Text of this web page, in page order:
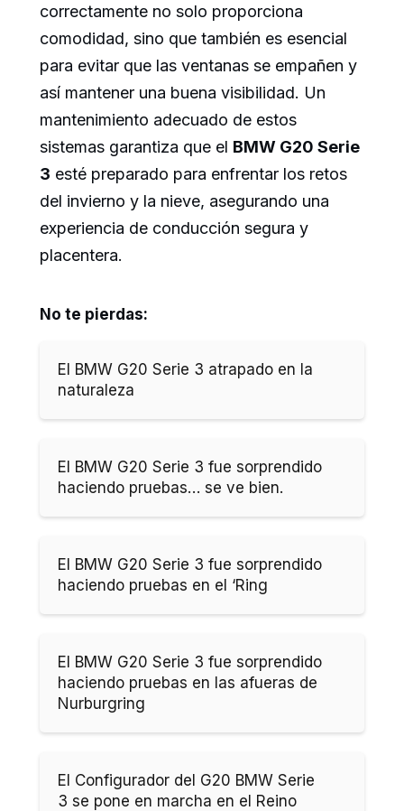
correctamente no solo proporciona
comodidad, sino que también es esencial
para evitar que las ventanas se empañen y
así mantener una buena visibilidad. Un
mantenimiento adecuado de estos
sistemas garantiza que el BMW G20 Serie
3 esté preparado para enfrentar los retos
del invierno y la nieve, asegurando una
experiencia de conducción segura y
placentera.
No te pierdas:
El BMW G20 Serie 3 atrapado en la
naturaleza
El BMW G20 Serie 3 fue sorprendido
haciendo pruebas… se ve bien.
El BMW G20 Serie 3 fue sorprendido
haciendo pruebas en el ‘Ring
El BMW G20 Serie 3 fue sorprendido
haciendo pruebas en las afueras de
Nurburgring
El Configurador del G20 BMW Serie
3 se pone en marcha en el Reino